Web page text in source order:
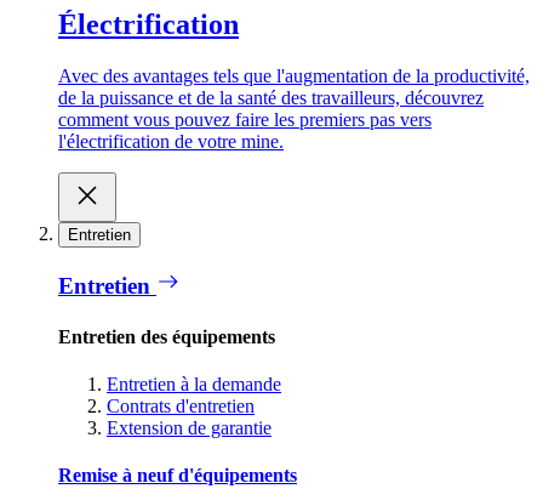
Électrification
Avec des avantages tels que l'augmentation de la productivité,
de la puissance et de la santé des travailleurs, découvrez
comment vous pouvez faire les premiers pas vers
l'électrification de votre mine.
Entretien
Entretien
Entretien des équipements
Entretien à la demande
Contrats d'entretien
Extension de garantie
Remise à neuf d'équipements